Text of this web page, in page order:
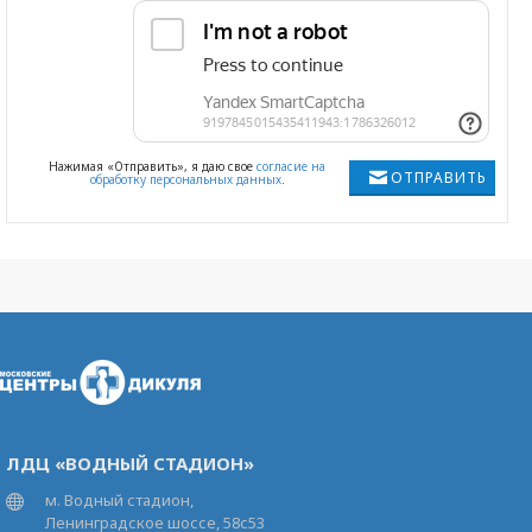
ОТПРАВИТЬ
Нажимая «Отправить», я даю свое согласие на
обработку персональных данных.
ЛДЦ «ВОДНЫЙ СТАДИОН»
м. Водный стадион,
Ленинградское шоссе, 58с53